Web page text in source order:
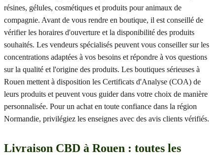
résines, gélules, cosmétiques et produits pour animaux de
compagnie. Avant de vous rendre en boutique, il est conseillé de
vérifier les horaires d'ouverture et la disponibilité des produits
souhaités. Les vendeurs spécialisés peuvent vous conseiller sur les
concentrations adaptées à vos besoins et répondre à vos questions
sur la qualité et l'origine des produits. Les boutiques sérieuses à
Rouen mettent à disposition les Certificats d'Analyse (COA) de
leurs produits et peuvent vous guider dans votre choix de manière
personnalisée. Pour un achat en toute confiance dans la région
Normandie, privilégiez les enseignes avec des avis clients vérifiés.
Livraison CBD à Rouen : toutes les